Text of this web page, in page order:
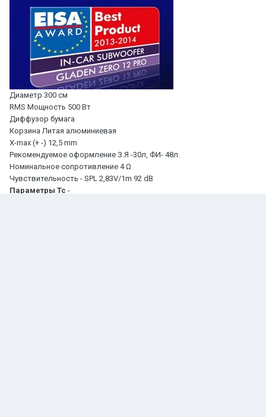
Диаметр 300 см
RMS Мощность 500 Вт
Диффузор бумага
Корзина Литая алюминиевая
X-max (+ -) 12,5 mm
Рекомендуемое оформление З.Я -30л, ФИ- 48л.
Номинальное сопротивление 4 Ω
Чувствительность - SPL 2,83V/1m 92 dB
Параметры Тс -